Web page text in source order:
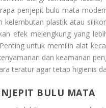
penjepit bulu mata
kelembutan plastik atau
efek melengkung yang
untuk memilih alat
dan keamanan
teratur agar tetap higienis
BULU MATA